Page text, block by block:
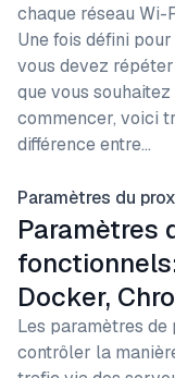
chaque réseau Wi-
Une fois défini
vous devez
que vous
commencer, voici
différence entre…
Paramètres du
Paramètres
Docker,
Les paramètres
contrôler la